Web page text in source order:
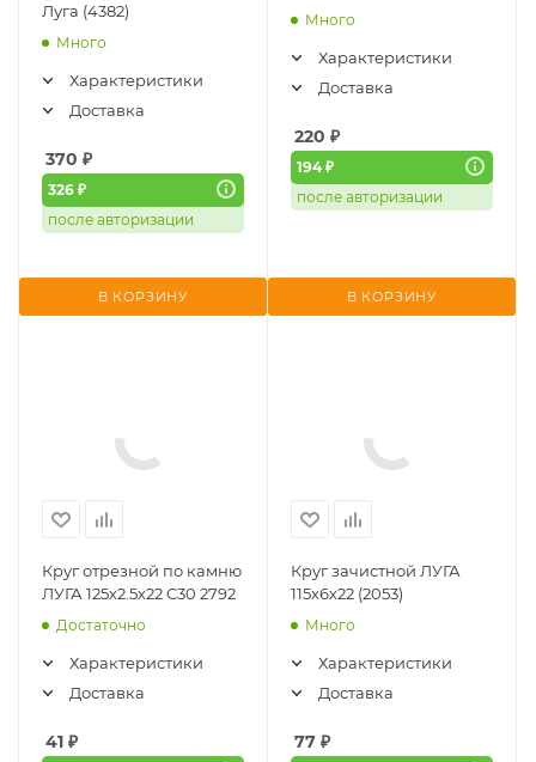
Луга (4382)
Много
Характеристики
Доставка
370 ₽
326 ₽
после авторизации
В КОРЗИНУ
Много
Характеристики
Доставка
220 ₽
194 ₽
после авторизации
В КОРЗИНУ
Круг отрезной по камню
ЛУГА 125х2.5х22 С30 2792
Достаточно
Характеристики
Доставка
41 ₽
Круг зачистной ЛУГА
115х6х22 (2053)
Много
Характеристики
Доставка
77 ₽